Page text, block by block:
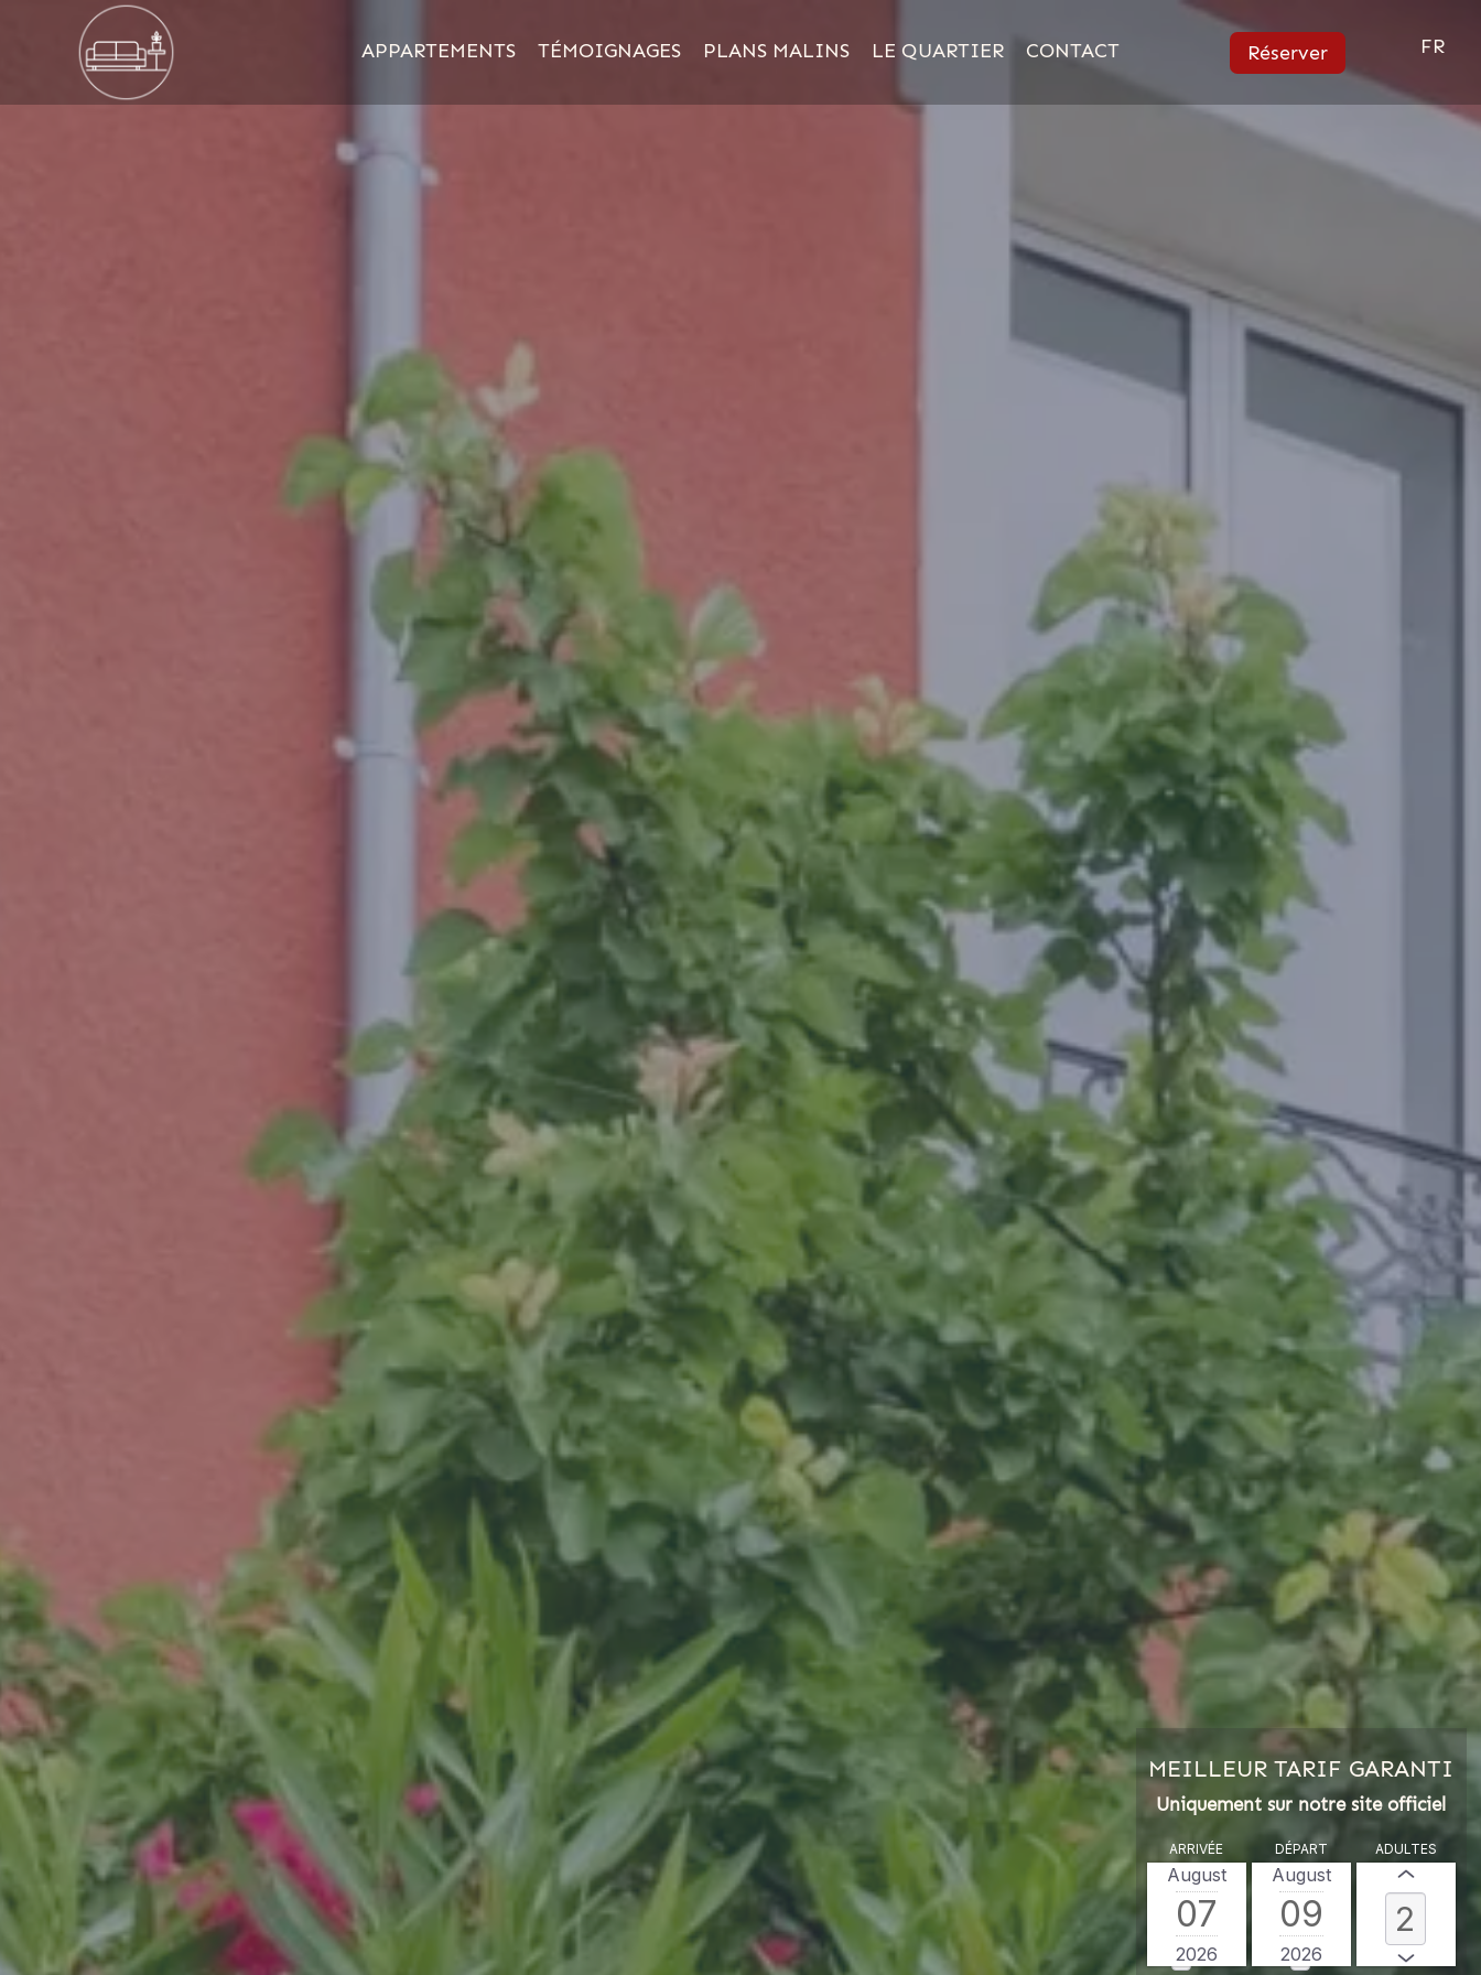
APPARTEMENTS TÉMOIGNAGES PLANS MALINS LE QUARTIER CONTACT Réserver FR
MEILLEUR TARIF GARANTI
Uniquement sur notre site officiel
ARRIVÉE
August
07
2026
DÉPART
August
09
2026
ADULTES